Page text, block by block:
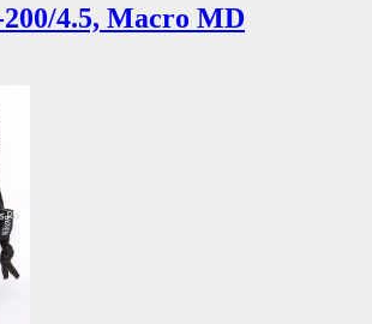
4.5, Macro MD